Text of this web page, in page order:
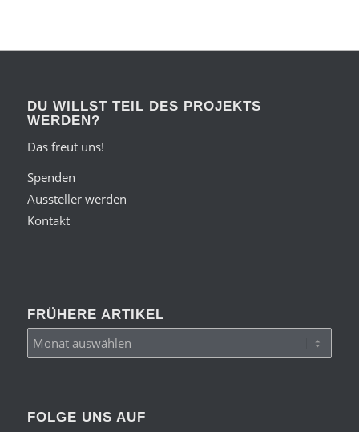
DU WILLST TEIL DES PROJEKTS
WERDEN?
Das freut uns!
Spenden
Aussteller werden
Kontakt
FRÜHERE ARTIKEL
FOLGE UNS AUF